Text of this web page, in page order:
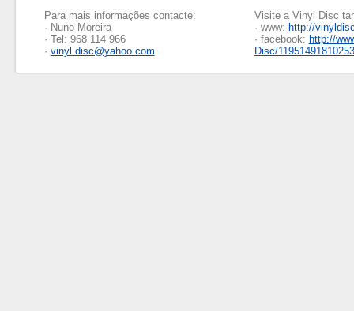
Para mais informações contacte:
· Nuno Moreira
· Tel: 968 114 966
· vinyl.disc@yahoo.com
Visite a Vinyl Disc
· www: http://
· facebook: http://
Disc/